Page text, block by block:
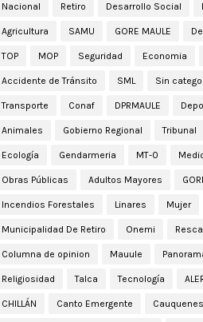
Nacional Retiro Desarrollo Social
Agricultura SAMU GORE MAULE
TOP MOP Seguridad Economia
Accidente de Tránsito SML Sin
Transporte Conaf DPRMAULE
Animales Gobierno Regional Tribunal
Ecología Gendarmeria MT-0
Obras Públicas Adultos Mayores
Incendios Forestales Linares Mujer
Municipalidad De Retiro Onemi
Columna de opinion Mauule
Religiosidad Talca Tecnología
CHILLÁN Canto Emergente Cauquenes